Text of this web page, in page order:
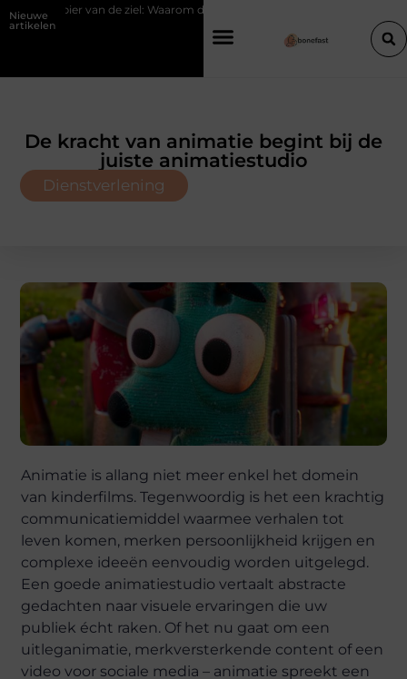
Nieuwe
artikelen
ziel: Waarom de psoas reageert op spanning
De kracht van animatie begint bij de
juiste animatiestudio
Dienstverlening
Animatie is allang niet meer enkel het domein
van kinderfilms. Tegenwoordig is het een krachtig
communicatiemiddel waarmee verhalen tot
leven komen, merken persoonlijkheid krijgen en
complexe ideeën eenvoudig worden uitgelegd.
Een goede animatiestudio vertaalt abstracte
gedachten naar visuele ervaringen die uw
publiek écht raken. Of het nu gaat om een
uitleganimatie, merkversterkende content of een
video voor sociale media – animatie spreekt een